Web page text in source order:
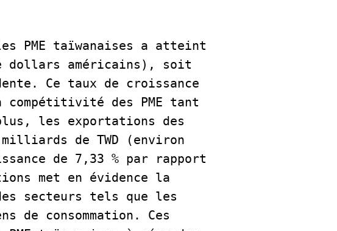
PME taïwanaises a atteint
dollars américains), soit
Ce taux de croissance
des PME tant
les exportations des
de TWD (environ
de 7,33 % par rapport
met en évidence la
secteurs tels que les
de consommation. Ces